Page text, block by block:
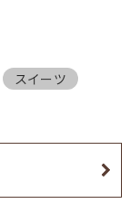
スイーツ